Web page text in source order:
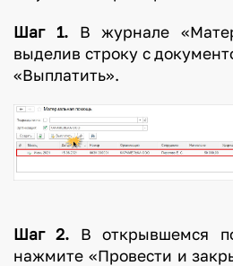
Шаг 1.В журнале
выделив строку с
«Выплатить».
Шаг 2. В открывшемся
нажмите «Провести и